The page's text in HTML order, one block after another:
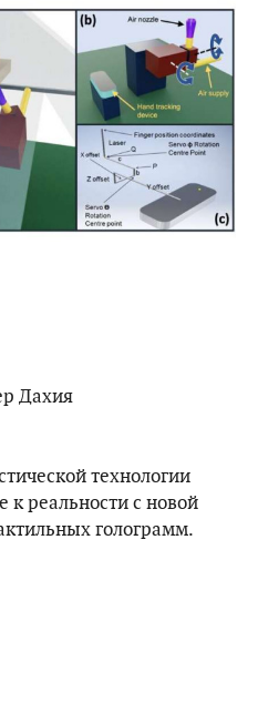
Дахия
технологии
реальности с новой
голограмм.